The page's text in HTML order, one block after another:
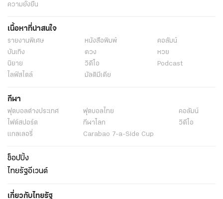
ความยั่งยืน
เนื้อหาที่น่าสนใจ
รายงานพิเศษ หนังสือพิมพ์
คอลัมน์
บันเทิง
ดวง
หวย
นิยาย
วิดีโอ
Podcast
ไลฟ์สไตล์
มัลติมีเดีย
กีฬา
ฟุตบอลต่่างประเทศ ฟุตบอลไทย
คอลัมน์
ไฟต์สปอร์ต
กีฬาโลก
วิดีโอ
แกลเลอรี่
Carabao 7-a-Side Cup
ช็อปปิ้ง
ไทยรัฐอีเวนต์
เกี่ยวกับไทยรัฐ